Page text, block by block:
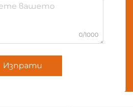
0/1000
Изпрати